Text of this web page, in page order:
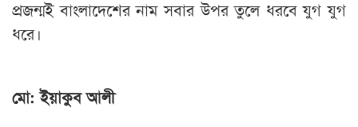
প্রজন্মই বাংলাদেশের নাম সবার উপর তুলে ধরবে যুগ যুগ
ধরে।
মো: ইয়াকুব আলী